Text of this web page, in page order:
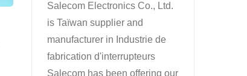
Salecom Electronics Co., Ltd.
is Taïwan supplier and
manufacturer in Industrie de
fabrication d'interrupteurs
Salecom has been offering our